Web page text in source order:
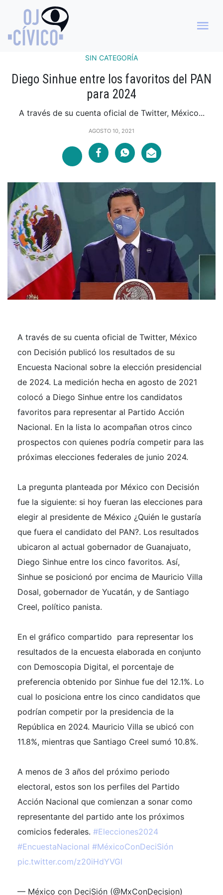
SIN CATEGORÍA
Diego Sinhue entre los favoritos del PAN
para 2024
A través de su cuenta oficial de Twitter, México...
AGOSTO 10, 2021
A través de su cuenta oficial de Twitter, México
con Decisión publicó los resultados de su
Encuesta Nacional sobre la elección presidencial
de 2024. La medición hecha en agosto de 2021
colocó a Diego Sinhue entre los candidatos
favoritos para representar al Partido Acción
Nacional. En la lista lo acompañan otros cinco
prospectos con quienes podría competir para las
próximas elecciones federales de junio 2024.
La pregunta planteada por México con Decisión
fue la siguiente: si hoy fueran las elecciones para
elegir al presidente de México ¿Quién le gustaría
que fuera el candidato del PAN?. Los resultados
ubicaron al actual gobernador de Guanajuato,
Diego Sinhue entre los cinco favoritos. Así,
Sinhue se posicionó por encima de Mauricio Villa
Dosal, gobernador de Yucatán, y de Santiago
Creel, político panista.
En el gráfico compartido para representar los
resultados de la encuesta elaborada en conjunto
con Demoscopia Digital, el porcentaje de
preferencia obtenido por Sinhue fue del 12.1%. Lo
cual lo posiciona entre los cinco candidatos que
podrían competir por la presidencia de la
República en 2024. Mauricio Villa se ubicó con
11.8%, mientras que Santiago Creel sumó 10.8%.
A menos de 3 años del próximo periodo
electoral, estos son los perfiles del Partido
Acción Nacional que comienzan a sonar como
representante del partido ante los próximos
comicios federales. #Elecciones2024
#EncuestaNacional #MéxicoConDeciSión
pic.twitter.com/z20iHdYVGl
— México con DeciSión (@MxConDecision)